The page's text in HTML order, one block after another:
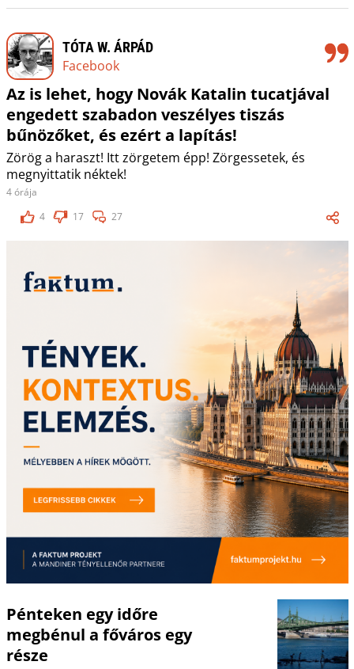
TÓTA W. ÁRPÁD
Facebook
Az is lehet, hogy Novák Katalin tucatjával
engedett szabadon veszélyes tiszás
bűnözőket, és ezért a lapítás!
Zörög a haraszt! Itt zörgetem épp! Zörgessetek, és
megnyittatik néktek!
4 órája
4
17 27
Pénteken egy időre
megbénul a főváros egy
része